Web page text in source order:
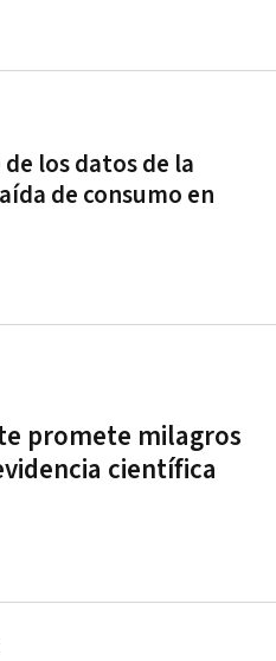
los datos de la
de consumo en
promete milagros
científica